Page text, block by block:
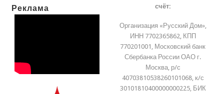
Реклама
счёт:
Организация «Русский Дом»,
ИНН 7702365862, КПП
770201001, Московский банк
Сбербанка России ОАО г.
Москва, р/с
40703810538260101068, к/с
30101810400000000225, БИК